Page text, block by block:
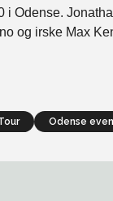
Odense.
og irske Max
odense